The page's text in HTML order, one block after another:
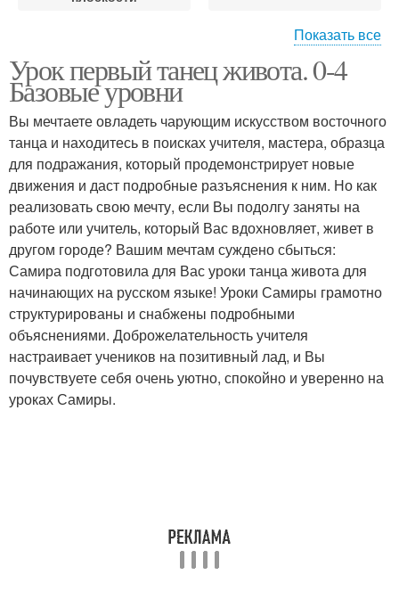
Базовые движения
Показать все
Урок первый танец живота. 0-4
Базовые уровни
Вы мечтаете овладеть чарующим искусством восточного
танца и находитесь в поисках учителя, мастера, образца
для подражания, который продемонстрирует новые
движения и даст подробные разъяснения к ним. Но как
реализовать свою мечту, если Вы подолгу заняты на
работе или учитель, который Вас вдохновляет, живет в
другом городе? Вашим мечтам суждено сбыться:
Самира подготовила для Вас уроки танца живота для
начинающих на русском языке! Уроки Самиры грамотно
структурированы и снабжены подробными
объяснениями. Доброжелательность учителя
настраивает учеников на позитивный лад, и Вы
почувствуете себя очень уютно, спокойно и уверенно на
уроках Самиры.